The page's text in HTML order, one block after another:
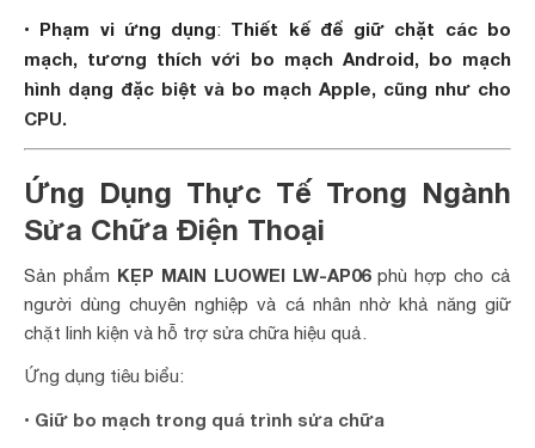
• Phạm vi ứng dụng: Thiết kế để giữ chặt các bo
mạch, tương thích với bo mạch Android, bo mạch
hình dạng đặc biệt và bo mạch Apple, cũng như cho
CPU.
Ứng Dụng Thực Tế Trong Ngành
Sửa Chữa Điện Thoại
Sản phẩm KẸP MAIN LUOWEI LW-AP06phù hợp cho cả
người dùng chuyên nghiệp và cá nhân nhờ khả năng giữ
chặt linh kiện và hỗ trợ sửa chữa hiệu quả.
Ứng dụng tiêu biểu:
• Giữ bo mạch trong quá trình sửa chữa